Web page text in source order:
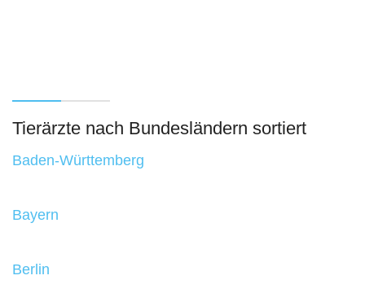
Tierärzte nach Bundesländern sortiert
Baden-Württemberg
Bayern
Berlin